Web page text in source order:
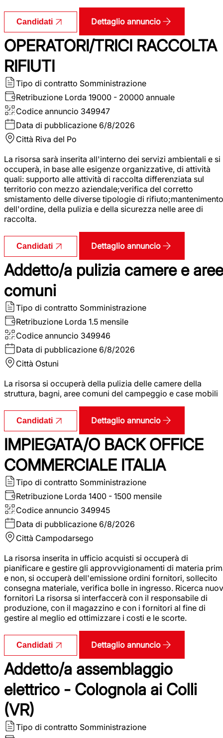
Candidati Dettaglio annuncio
OPERATORI/TRICI RACCOLTA
RIFIUTI
Tipo di contratto Somministrazione
Retribuzione Lorda 19000 - 20000 annuale
Codice annuncio 349947
Data di pubblicazione 6/8/2026
Città Riva del Po
La risorsa sarà inserita all'interno dei servizi ambientali e si
occuperà, in base alle esigenze organizzative, di attività
quali: supporto alle attività di raccolta differenziata sul
territorio con mezzo aziendale;verifica del corretto
smistamento delle diverse tipologie di rifiuto;mantenimento
dell'ordine, della pulizia e della sicurezza nelle aree di
raccolta.
Candidati Dettaglio annuncio
Addetto/a pulizia camere e aree
comuni
Tipo di contratto Somministrazione
Retribuzione Lorda 1.5 mensile
Codice annuncio 349946
Data di pubblicazione 6/8/2026
Città Ostuni
La risorsa si occuperà della pulizia delle camere della
struttura, bagni, aree comuni del campeggio e case mobili
Candidati Dettaglio annuncio
IMPIEGATA/O BACK OFFICE
COMMERCIALE ITALIA
Tipo di contratto Somministrazione
Retribuzione Lorda 1400 - 1500 mensile
Codice annuncio 349945
Data di pubblicazione 6/8/2026
Città Campodarsego
La risorsa inserita in ufficio acquisti si occuperà di
pianificare e gestire gli approvvigionamenti di materia
e non, si occuperà dell'emissione ordini fornitori, sollecito
consegna materiale, verifica bolle in ingresso. Ricerca
fornitori La risorsa si interfaccerà con il responsabile di
produzione, con il magazzino e con i fornitori al fine di
gestire al meglio ed ottimizzare i costi e le scorte.
Candidati Dettaglio annuncio
Addetto/a assemblaggio
elettrico - Colognola ai Colli
(VR)
Tipo di contratto Somministrazione